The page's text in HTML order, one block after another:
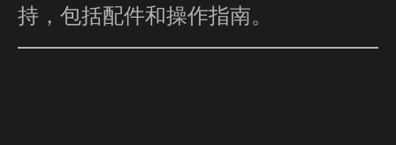
持，包括配件和操作指南。